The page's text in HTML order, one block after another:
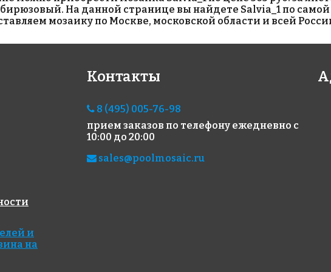
AKS111
на сетке 327x327 на
м²
бирюзовый. На данной странице вы найдете Salvia_1 по
мозаику по Москве, московской области и всей
Контакты
8 (495) 005-76-98
прием заказов по телефону ежедневно с
10:00 до 20:00
sales@poolmosaic.ru